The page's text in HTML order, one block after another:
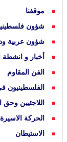
موقفنا
شؤون
شؤون عربية
أخبار و انشطة
الفن المقاوم
الفلسطينيون
اللاجئيين وحق
الحركة الاسيرة
الاستيطان